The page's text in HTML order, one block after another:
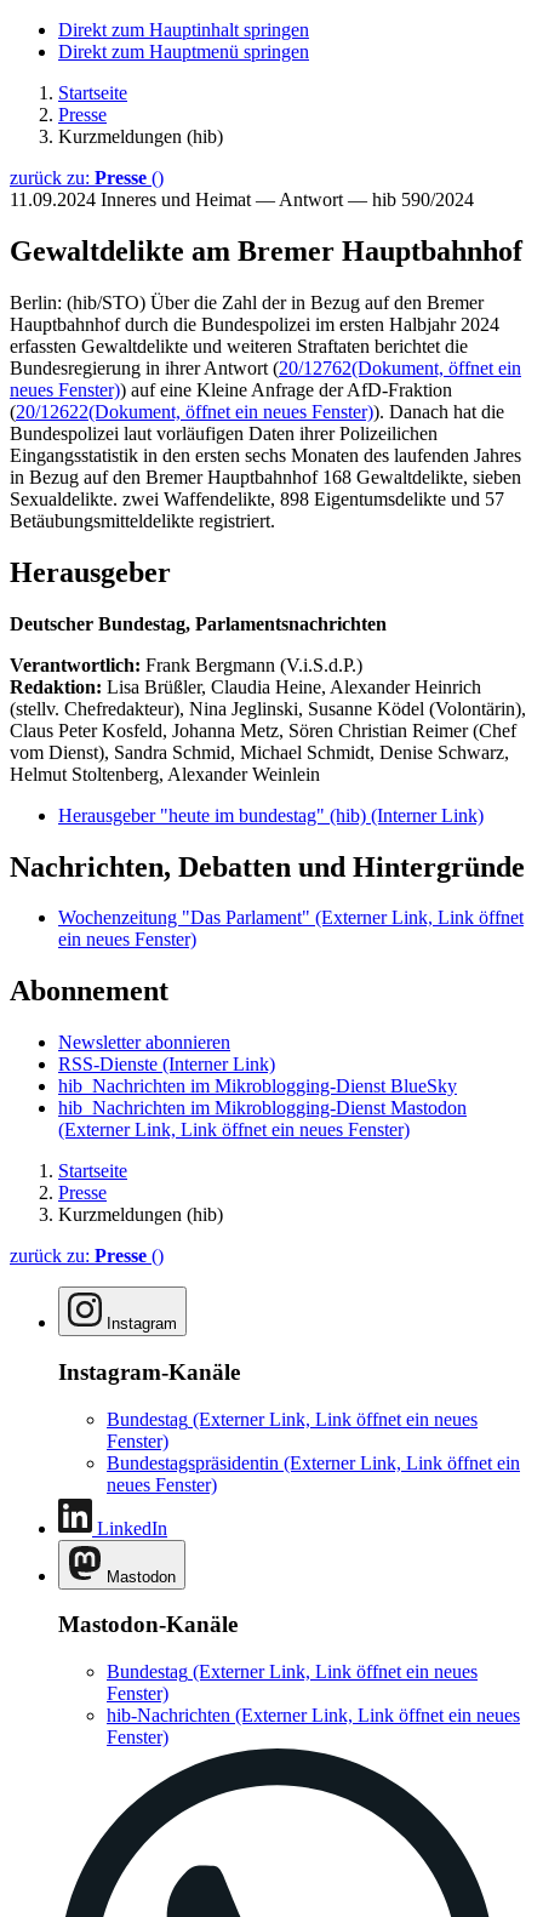
Direkt zum Hauptinhalt springen
Direkt zum Hauptmenü springen
Startseite
Presse
Kurzmeldungen (hib)
zurück zu: Presse ()
11.09.2024 Inneres und Heimat — Antwort — hib 590/2024
Gewaltdelikte am Bremer Hauptbahnhof
Berlin: (hib/STO) Über die Zahl der in Bezug auf den Bremer
Hauptbahnhof durch die Bundespolizei im ersten Halbjahr 2024
erfassten Gewaltdelikte und weiteren Straftaten berichtet die
Bundesregierung in ihrer Antwort (20/12762(Dokument, öffnet ein
neues Fenster)) auf eine Kleine Anfrage der AfD-Fraktion
(20/12622(Dokument, öffnet ein neues Fenster)). Danach hat die
Bundespolizei laut vorläufigen Daten ihrer Polizeilichen
Eingangsstatistik in den ersten sechs Monaten des laufenden Jahres
in Bezug auf den Bremer Hauptbahnhof 168 Gewaltdelikte, sieben
Sexualdelikte. zwei Waffendelikte, 898 Eigentumsdelikte und 57
Betäubungsmitteldelikte registriert.
Herausgeber
Deutscher Bundestag, Parlamentsnachrichten
Verantwortlich: Frank Bergmann (V.i.S.d.P.)
Redaktion: Lisa Brüßler, Claudia Heine, Alexander Heinrich
(stellv. Chefredakteur), Nina Jeglinski, Susanne Ködel (Volontärin),
Claus Peter Kosfeld, Johanna Metz, Sören Christian Reimer (Chef
vom Dienst), Sandra Schmid, Michael Schmidt, Denise Schwarz,
Helmut Stoltenberg, Alexander Weinlein
Herausgeber "heute im bundestag" (hib) (Interner Link)
Nachrichten, Debatten und Hintergründe
Wochenzeitung "Das Parlament" (Externer Link, Link öffnet
ein neues Fenster)
Abonnement
Newsletter abonnieren
RSS-Dienste (Interner Link)
hib_Nachrichten im Mikroblogging-Dienst BlueSky
hib_Nachrichten im Mikroblogging-Dienst Mastodon
(Externer Link, Link öffnet ein neues Fenster)
Startseite
Presse
Kurzmeldungen (hib)
zurück zu: Presse ()
Instagram
Instagram-Kanäle
Bundestag (Externer Link, Link öffnet ein neues
Fenster)
Bundestagspräsidentin (Externer Link, Link öffnet ein
neues Fenster)
LinkedIn
Mastodon
Mastodon-Kanäle
Bundestag (Externer Link, Link öffnet ein neues
Fenster)
hib-Nachrichten (Externer Link, Link öffnet ein neues
Fenster)